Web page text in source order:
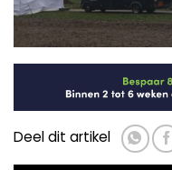
Deel dit artikel